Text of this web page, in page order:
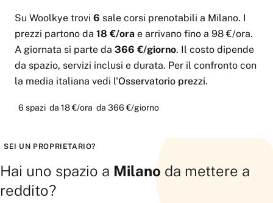
Su Woolkye trovi 6 sale corsi prenotabili a Milano. I
prezzi partono da 18 €/ora e arrivano fino a 98 €/ora.
A giornata si parte da 366 €/giorno. Il costo dipende
da spazio, servizi inclusi e durata. Per il confronto con
la media italiana vedi l'Osservatorio prezzi.
6 spazi da 18 €/ora da 366 €/giorno
SEI UN PROPRIETARIO?
Hai uno spazio a Milano da mettere a
reddito?